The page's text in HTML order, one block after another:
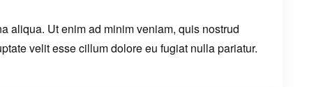
aliqua. Ut enim ad minim veniam, quis nostrud
velit esse cillum dolore eu fugiat nulla pariatur.